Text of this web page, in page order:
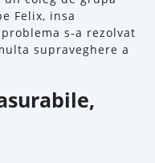
Felix, insa
s-a rezolvat
supraveghere a